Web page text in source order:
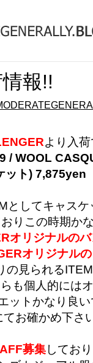
情報!!
より入
/ WOOL
ット) 7,875yen
としてキャス
りこの時期か
オリジナルの
オリジナル
の見られる
も個人的には
ットかなり良
てお確かめ下さ
募集してお